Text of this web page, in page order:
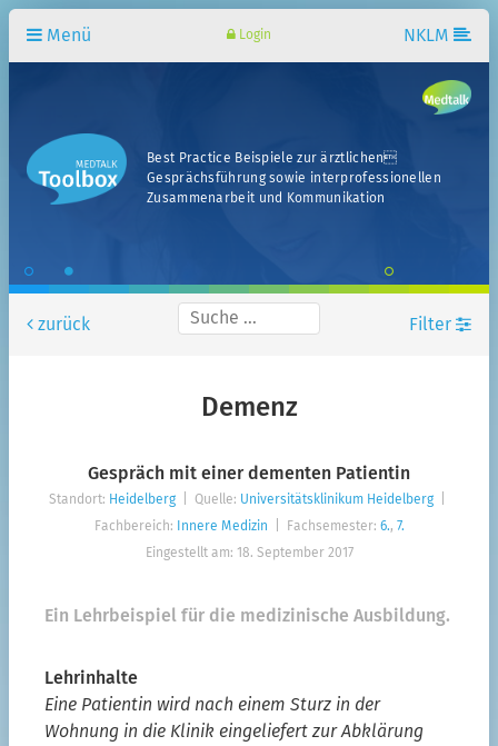
Login
Best Practice Beispiele zur ärztlichen
Gesprächsführung sowie interprofessionellen
Zusammenarbeit und Kommunikation
Menü NKLM
Filter
Fachsemester
Interprofessionelle BPB
Zurücksetzen
Verwendung mehrerer Filterkategorien schränken Sie Ihre
Suche ein.
Angemeldete NutzerInnen haben zusätzliche
zurück
Demenz
Gespräch mit einer dementen Patientin
Standort: Heidelberg | Quelle: Universitätsklinikum Heidelberg
Fachbereich:
Innere Medizin | Fachsemester: 6., 7.
Eingestellt am: 18. September 2017
Ein Lehrbeispiel für die medizinische Ausbildung.
Lehrinhalte
Eine Patientin wird nach einem Sturz in der
Wohnung in die Klinik eingeliefert zur Abklärung